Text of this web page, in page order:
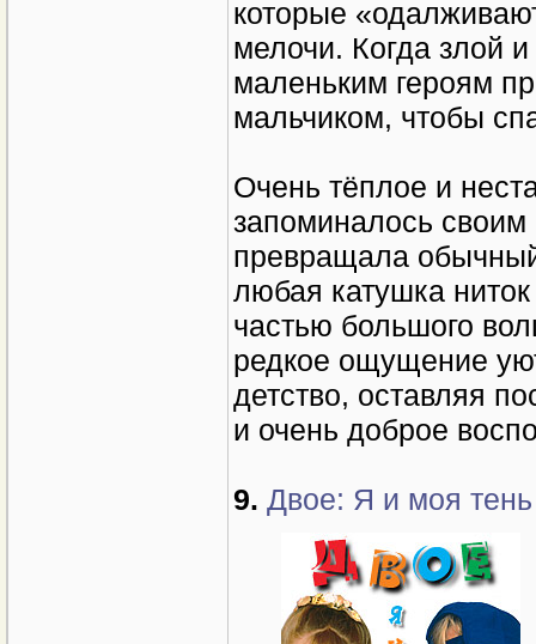
которые
мелочи. Когда злой
маленьким героям
мальчиком, чтобы
Очень тёплое и
запоминалось
превращала
любая катушка
частью большого
редкое ощущение
детство, оставляя
и очень доброе
9. Двое: Я и моя